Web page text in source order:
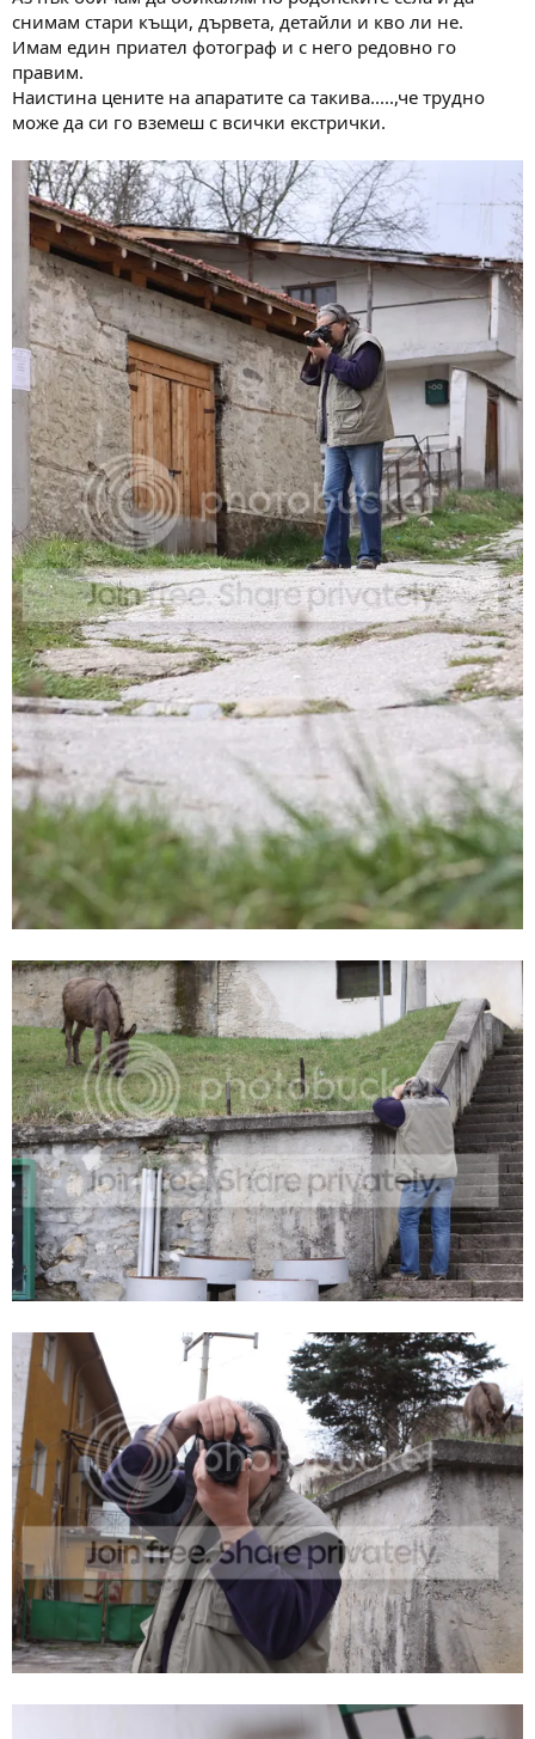
снимам стари къщи, дървета, детайли и кво ли не.
Имам един приател фотограф и с него редовно го
правим.
Наистина цените на апаратите са такива.....,че трудно
може да си го вземеш с всички екстрички.